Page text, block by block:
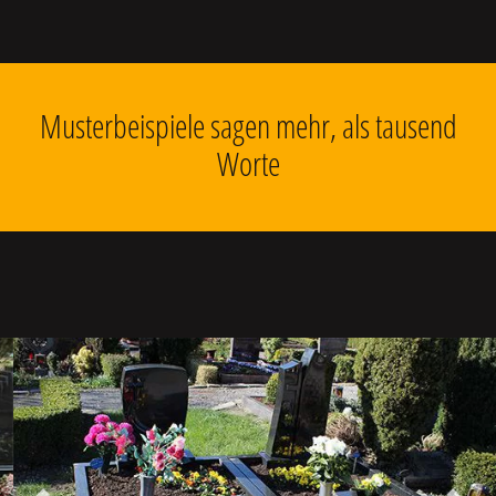
Musterbeispiele sagen mehr, als tausend
Worte